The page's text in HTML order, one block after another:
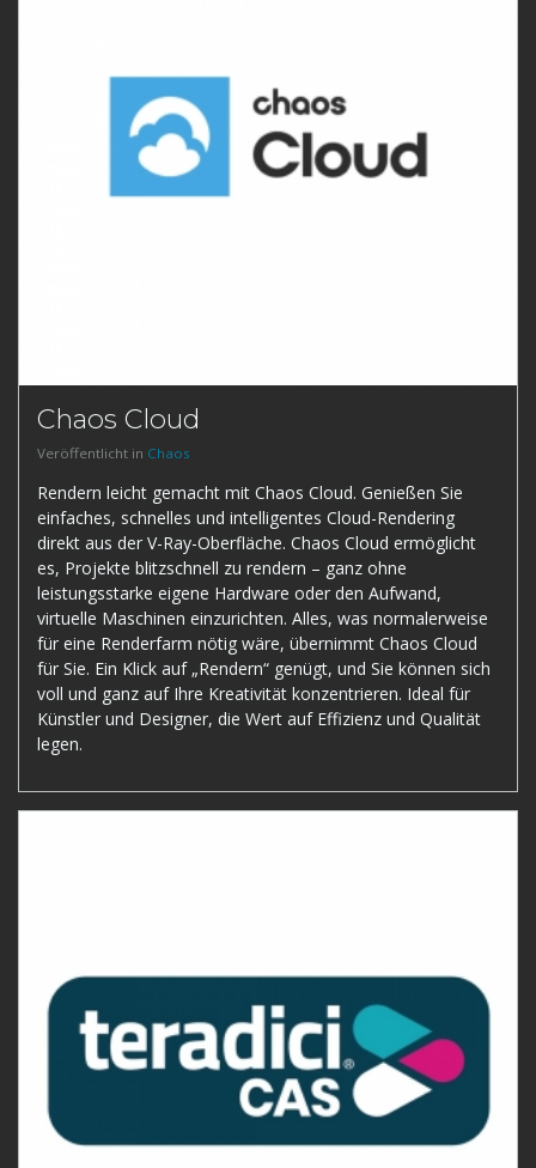
Chaos Cloud
Veröffentlicht in Chaos
Rendern leicht gemacht mit Chaos Cloud. Genießen Sie
einfaches, schnelles und intelligentes Cloud-Rendering
direkt aus der V-Ray-Oberfläche. Chaos Cloud ermöglicht
es, Projekte blitzschnell zu rendern – ganz ohne
leistungsstarke eigene Hardware oder den Aufwand,
virtuelle Maschinen einzurichten. Alles, was normalerweise
für eine Renderfarm nötig wäre, übernimmt Chaos Cloud
für Sie. Ein Klick auf „Rendern“ genügt, und Sie können sich
voll und ganz auf Ihre Kreativität konzentrieren. Ideal für
Künstler und Designer, die Wert auf Effizienz und Qualität
legen.